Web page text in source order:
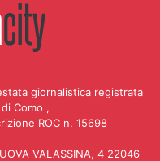
giornalistica registrata
Como ,
ROC n. 15698
VALASSINA, 4 22046